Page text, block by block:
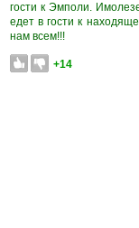
гости к Эмполи.
едет в гости к
нам всем!!!
+14